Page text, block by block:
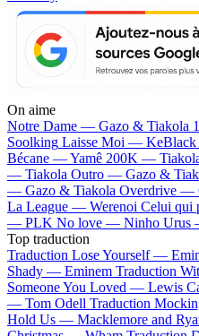
On aime
Notre Dame — Gazo & Tiakola
Soolking Laisse Moi — KeBlack
Bécane —Yamê 200K —
— Tiakola Outro — Gazo &
— Gazo & Tiakola Overdrive —
La League — Werenoi Celui qui
— PLK No love — Ninho Urus
Top traduction
Traduction Lose Yourself —
Shady — Eminem Traduction
Someone You Loved — Lewis
— Tom Odell Traduction
Hold Us — Macklemore and